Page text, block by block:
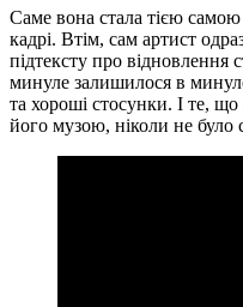
Саме вона стала тією
кадрі. Втім, сам артист
підтексту про відновлення
минуле залишилося в
та хороші стосунки. І те, що
його музою, ніколи не було